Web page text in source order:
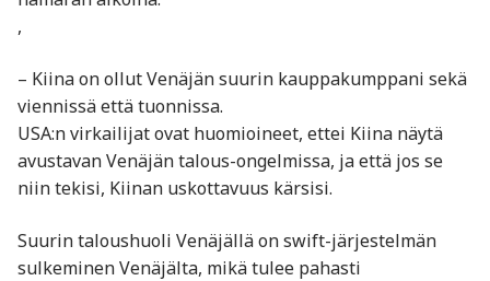
,
– Kiina on ollut Venäjän suurin kauppakumppani sekä
viennissä että tuonnissa.
USA:n virkailijat ovat huomioineet, ettei Kiina näytä
avustavan Venäjän talous-ongelmissa, ja että jos se
niin tekisi, Kiinan uskottavuus kärsisi.
Suurin taloushuoli Venäjällä on swift-järjestelmän
sulkeminen Venäjälta, mikä tulee pahasti